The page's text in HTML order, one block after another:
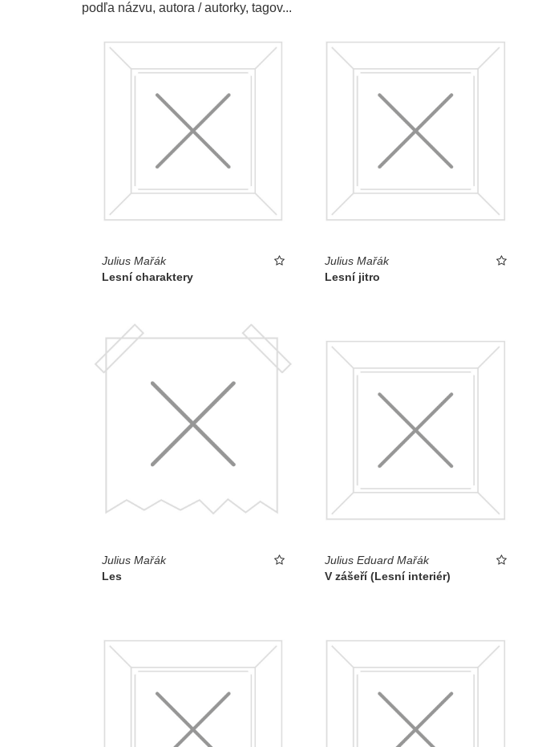
podľa názvu, autora / autorky, tagov...
Julius Mařák
Lesní charaktery
Julius Mařák
Lesní jitro
Julius Mařák
Les
Julius Eduard Mařák
V zášeří (Lesní interiér)